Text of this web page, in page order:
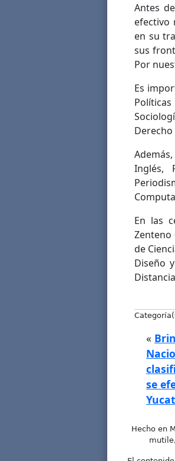
Antes
efectivo
en su
sus
Por
Es
Derecho
Inglés,
En las
Zenteno
de
Diseño
«
se
Hecho en